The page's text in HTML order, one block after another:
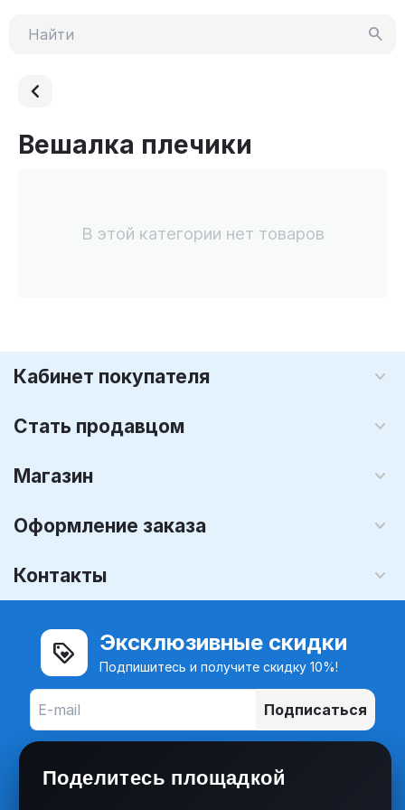
Вешалка плечики
В этой категории нет товаров
Кабинет покупателя
Стать продавцом
Магазин
Оформление заказа
Контакты
Эксклюзивные скидки
Подпишитесь и получите скидку 10%!
Подписаться
Поделитесь площадкой